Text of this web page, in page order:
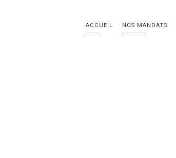
ACCUEIL NOS MANDATS